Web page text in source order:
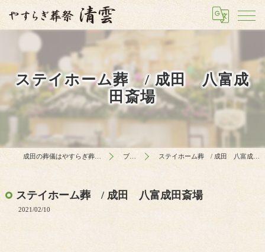
ステイホーム葬 / 成田 八富成
田斎場
成田の葬儀はやすらぎ葬祭 清雲 ブログ ステイホーム葬 / 成田 八富成田斎場
ステイホーム葬 / 成田 八富成田斎場
2021/02/10